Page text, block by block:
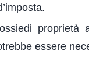
proprietà
essere